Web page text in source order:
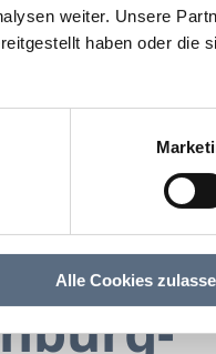
weiter. Unsere
haben oder die
Alle Cookies